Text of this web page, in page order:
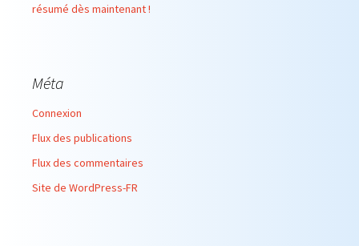
résumé dès maintenant !
Méta
Connexion
Flux des publications
Flux des commentaires
Site de WordPress-FR